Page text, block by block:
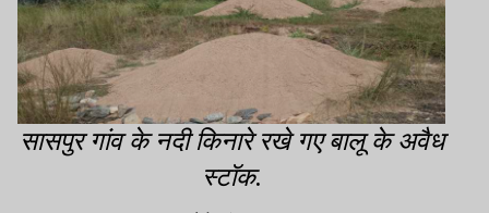
सासपुर गांव के नदी किनारे रखे गए बालू के अवैध
स्टॉक.